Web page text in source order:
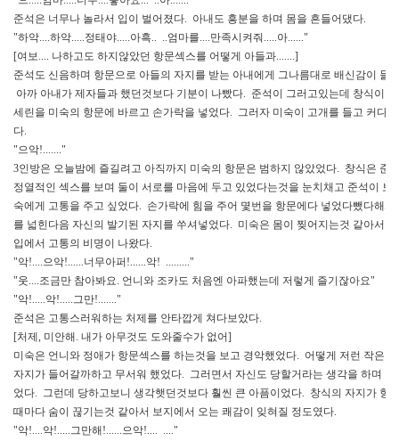
준석은 너무나 놀라서 입이 벌어졌다. 아내도 흥분을 하며 몸을 흔들어댔다.
"하악....하악.....정태야.....아흑.. ..엄마를....만족시켜줘.....아......"
[여보.... 나하고도 하지않았던 항문섹스를 어떻게 아들과.......]
준석도 신음하며 항문으로 아들의 자지를 받는 아내에게 그나름대로 배신감이 들
아까 아내가 제자들과 했던것보다 기분이 나빴다. 준석이 그러고있는데 창식이가
세린을 미숙의 항문에 바르고 손가락을 넣었다. 그러자 미숙이 고개를 들고 커다
다.
"으악!......."
3인방은 오늘밤에 즐길려고 아직까지 미숙의 항문은 범하지 않았었다. 창식은 준
정열적인 섹스를 보며 둘이 서로를 마음에 두고 있었다는것을 눈치채고 준석이 보
숙에게 고통을 주고 싶었다. 손가락에 힘을 주어 몇번을 항문에다 넣었다뺐다해서
를 넓힌다음 자신의 발기된 자지를 쑤셔넣었다. 미숙은 몸이 찢어지는것 같아서
입에서 고통의 비명이 나왔다.
"악!....으악!......너무아퍼!......악! ........."
"웃....조금만 참아봐요. 언니와 조카도 처음엔 아파했는데 저렇게 즐기잖아요"
"악!.....악!.....그만!......."
준석은 고통스러워하는 처제를 안타깝게 쳐다보았다.
[처제, 미안해. 내가 아무것도 도와줄수가 없어]
미숙은 언니와 정애가 항문섹스를 하는것을 보고 경악했었다. 어떻게 저런 작은구
자지가 들어갈까하고 무서워 했었다. 그러면서 자신도 당할거라는 생각을 하며 긴
었다. 그런데 당하고보니 생각햇던것보다 훨씬 큰 아픔이었다. 창식의 자지가 항
때마다 숨이 끊기는것 같아서 보지에서 오는 쾌감이 잊혀질 정도였다.
"악!....악!.....그만해!......으악!.... ...."